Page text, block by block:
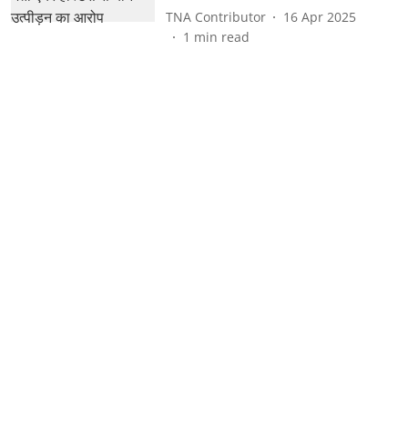
TNA Contributor
16 Apr 2025
1 min read